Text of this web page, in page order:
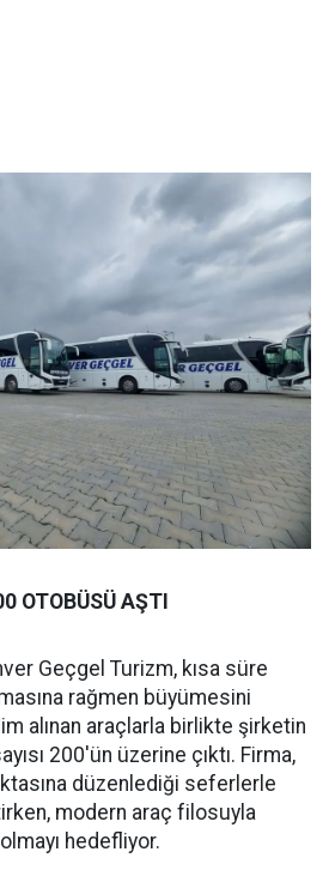
OTOBÜSÜ AŞTI
Geçgel Turizm, kısa süre
rağmen büyümesini
alınan araçlarla birlikte şirketin
200'ün üzerine çıktı. Firma,
düzenlediği seferlerle
modern araç filosuyla
hedefliyor.